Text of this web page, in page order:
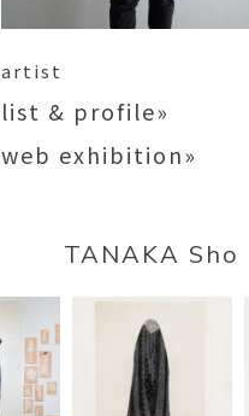
artist
list & profile»
web exhibition»
TANAKA Sho